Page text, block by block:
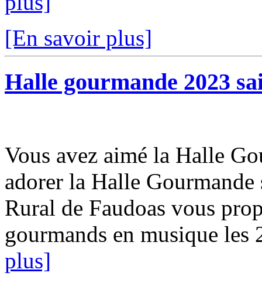
[En savoir plus]
Halle gourmande 2023
Vous avez aimé la Halle
adorer la Halle
Rural de Faudoas vous
gourmands en musique
plus]